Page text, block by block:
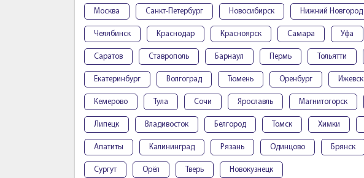
Москва Санкт-Петербург Новосибирск Нижний Новгород
Челябинск Краснодар Красноярск Самара Уфа
Саратов Ставрополь Барнаул Пермь Тольятти
Екатеринбург Волгоград Тюмень Оренбург Ижевск
Кемерово Тула Сочи Ярославль Магнитогорск
Липецк Владивосток Белгород Томск Химки
Апатиты Калининград Рязань Одинцово Брянск
Сургут Орёл Тверь Новокузнецк